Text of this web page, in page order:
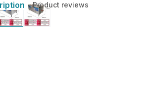
Product reviews